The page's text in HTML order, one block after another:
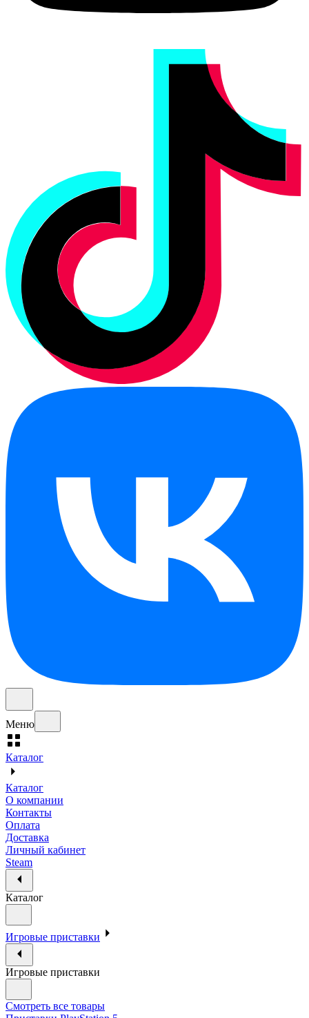
Меню
Каталог
Каталог
О компании
Контакты
Оплата
Доставка
Личный кабинет
Steam
Каталог
Игровые приставки
Игровые приставки
Смотреть все товары